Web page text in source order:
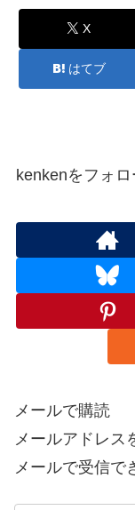
X
はてブ
kenkenをフォ
メールで購読
メールアドレス
メールで受信で